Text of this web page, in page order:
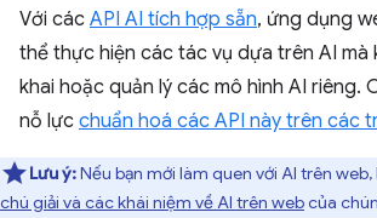
Với các API AI tích hợp sẵn, ứng dụng
thể thực hiện các tác vụ dựa trên AI mà
khai hoặc quản lý các mô hình AI riêng.
nỗ lực chuẩn hoá các API này trên các
Lưu ý:Nếu bạn mới làm quen với AI trên web,
chú giải và các khái niệm về AI trên webcủa